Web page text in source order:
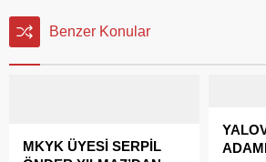
Benzer Konular
MKYK ÜYESİ SERPİL